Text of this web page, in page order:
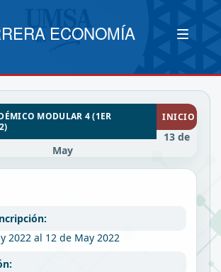
ECONOMÍA
MODULAR 4 (1ER
INICIO
13 de
May
2022 al 12 de May 2022